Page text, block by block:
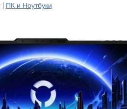
| ПК и Ноутбуки